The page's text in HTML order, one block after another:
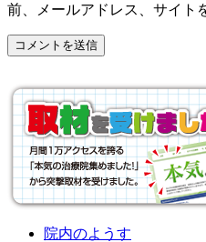
前、メールアドレス、サイト
院内のようす